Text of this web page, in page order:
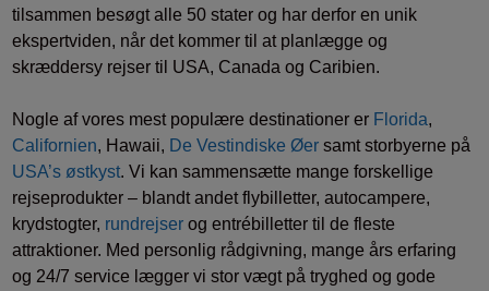
tilsammen besøgt alle 50 stater og har derfor en unik
ekspertviden, når det kommer til at planlægge og
skræddersy rejser til USA, Canada og Caribien.
Nogle af vores mest populære destinationer er Florida,
Californien, Hawaii, De Vestindiske Øersamt storbyerne på
USA’s østkyst. Vi kan sammensætte mange forskellige
rejseprodukter – blandt andet flybilletter, autocampere,
krydstogter, rundrejser og entrébilletter til de fleste
attraktioner. Med personlig rådgivning, mange års erfaring
og 24/7 service lægger vi stor vægt på tryghed og gode